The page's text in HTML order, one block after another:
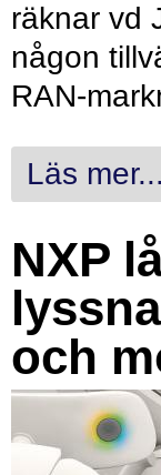
räknar vd
någon
RAN-
Läs mer...
NXP
och